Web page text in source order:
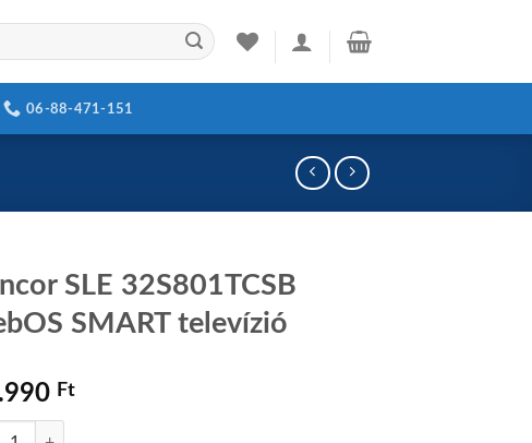
06-88-471-151
SLE 32S801TCSB
SMART televízió
Ft
SLE 32S801TCSB webOS SMART televízió mennyiség